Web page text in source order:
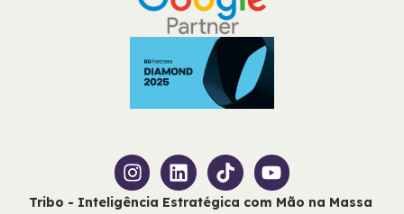
Tribo - Inteligência Estratégica com Mão na Massa